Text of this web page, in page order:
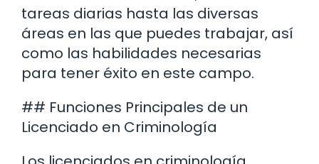
tareas diarias hasta las diversas
áreas en las que puedes trabajar, así
como las habilidades necesarias
para tener éxito en este campo.
## Funciones Principales de un
Licenciado en Criminología